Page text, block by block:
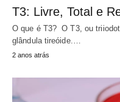
T3: Livre, Total e
O que é T3? O T3, ou
glândula tireóide.…
2 anos atrás